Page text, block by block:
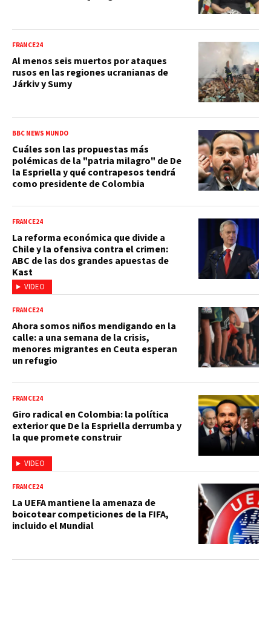
FRANCE24
Al menos seis muertos por ataques
rusos en las regiones ucranianas de
Járkiv y Sumy
BBC NEWS MUNDO
Cuáles son las propuestas más
polémicas de la "patria milagro" de De
la Espriella y qué contrapesos tendrá
como presidente de Colombia
VIDEO
FRANCE24
La reforma económica que divide a
Chile y la ofensiva contra el crimen:
ABC de las dos grandes apuestas de
Kast
FRANCE24
Ahora somos niños mendigando en la
calle: a una semana de la crisis,
menores migrantes en Ceuta esperan
un refugio
VIDEO
FRANCE24
Giro radical en Colombia: la política
exterior que De la Espriella derrumba y
la que promete construir
FRANCE24
La UEFA mantiene la amenaza de
boicotear competiciones de la FIFA,
incluido el Mundial